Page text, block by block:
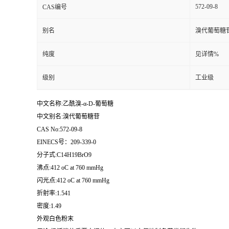
CAS编号 572-09-8
别名 溴代葡萄糖
纯度 见详情%
级别 工业级
中文名称:乙酰溴-α-D-葡萄糖
中文别名:溴代葡萄糖苷
CAS No:572-09-8
EINECS号：209-339-0
分子式:C14H19BrO9
沸点:412 oC at 760 mmHg
闪光点:412 oC at 760 mmHg
折射率:1.541
密度:1.49
外观白色粉末